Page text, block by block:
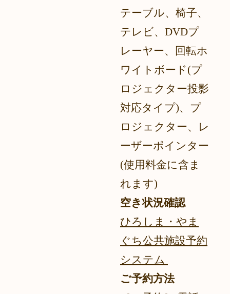
テーブル、椅子、
テレビ、DVDプ
レーヤー、回転ホ
ワイトボード(プ
ロジェクター投影
対応タイプ)、プ
ロジェクター、レ
ーザーポインター
(使用料金に含ま
れます)
空き状況確認
ひろしま・やま
ぐち公共施設予約
システム
ご予約方法